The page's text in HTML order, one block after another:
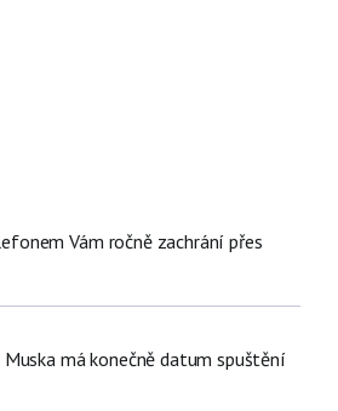
Vám ročně zachrání přes
má konečně datum spuštění